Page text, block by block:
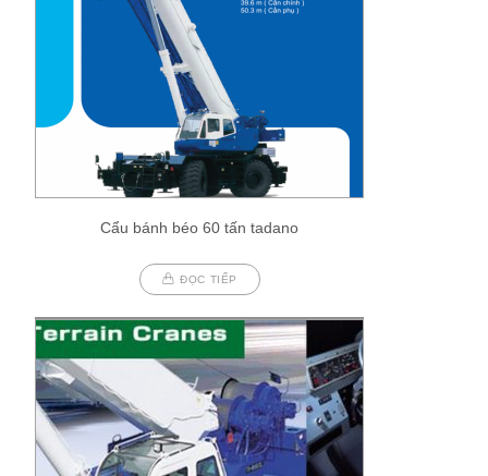
Cẩu bánh béo 60 tấn tadano
ĐỌC TIẾP